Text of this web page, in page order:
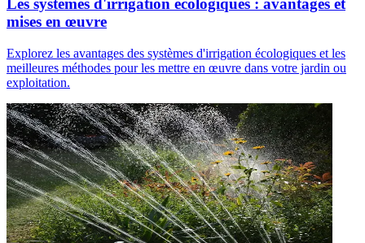
Les systèmes d'irrigation écologiques : avantages et
mises en œuvre
Explorez les avantages des systèmes d'irrigation écologiques et les
meilleures méthodes pour les mettre en œuvre dans votre jardin ou
exploitation.